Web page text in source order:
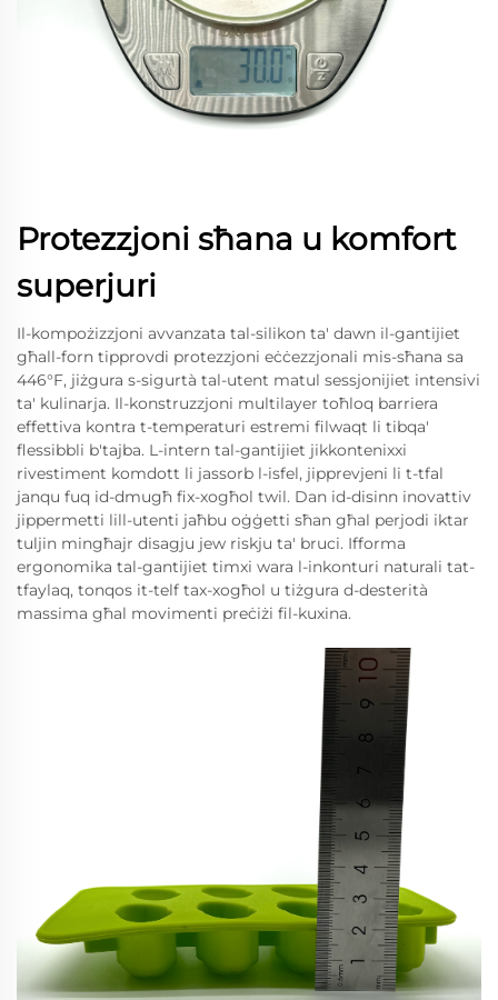
Protezzjoni sħana u komfort
superjuri
Il-kompożizzjoni avvanzata tal-silikon ta' dawn il-gantijiet
għall-forn tipprovdi protezzjoni eċċezzjonali mis-sħana sa
446°F, jiżgura s-sigurtà tal-utent matul sessjonijiet intensivi
ta' kulinarja. Il-konstruzzjoni multilayer toħloq barriera
effettiva kontra t-temperaturi estremi filwaqt li tibqa'
flessibbli b'tajba. L-intern tal-gantijiet jikkontenixxi
rivestiment komdott li jassorb l-isfel, jipprevjeni li t-tfal
janqu fuq id-dmugħ fix-xogħol twil. Dan id-disinn inovattiv
jippermetti lill-utenti jaħbu oġġetti sħan għal perjodi iktar
tuljin mingħajr disagju jew riskju ta' bruci. Ifforma
ergonomika tal-gantijiet timxi wara l-inkonturi naturali tat-
tfaylaq, tonqos it-telf tax-xogħol u tiżgura d-desterità
massima għal movimenti preċiżi fil-kuxina.